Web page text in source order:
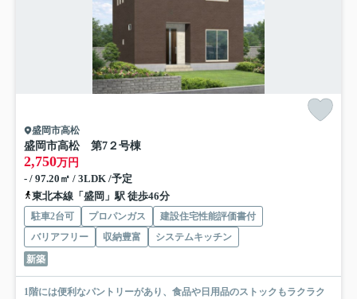
盛岡市高松
盛岡市高松 第7 ２号棟
2,750万円
- / 97.20㎡ / 3LDK /予定
東北本線「盛岡」駅 徒歩46分
駐車2台可 プロパンガス
建設住宅性能評価書付
バリアフリー
収納豊富
システムキッチン
新築
1階には便利なパントリーがあり、食品や日用品のストックもラクラク